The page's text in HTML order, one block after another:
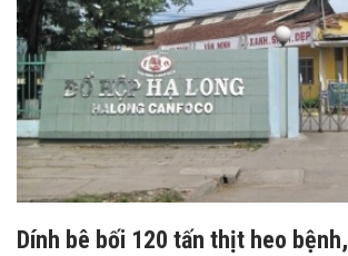
Dính bê bối 120 tấn thịt heo